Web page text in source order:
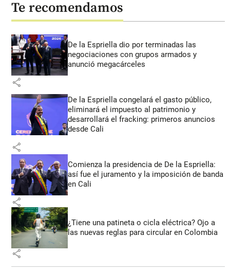
Te recomendamos
De la Espriella dio por terminadas las
negociaciones con grupos armados y
anunció megacárceles
share
De la Espriella congelará el gasto público,
eliminará el impuesto al patrimonio y
desarrollará el fracking: primeros anuncios
desde Cali
share
Comienza la presidencia de De la Espriella:
así fue el juramento y la imposición de banda
en Cali
share
¿Tiene una patineta o cicla eléctrica? Ojo a
las nuevas reglas para circular en Colombia
share